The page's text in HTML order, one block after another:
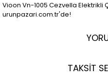
Vioon Vn-1005 Cezvella Elektrikli
urunpazari.com.tr'de!
TAKSİT